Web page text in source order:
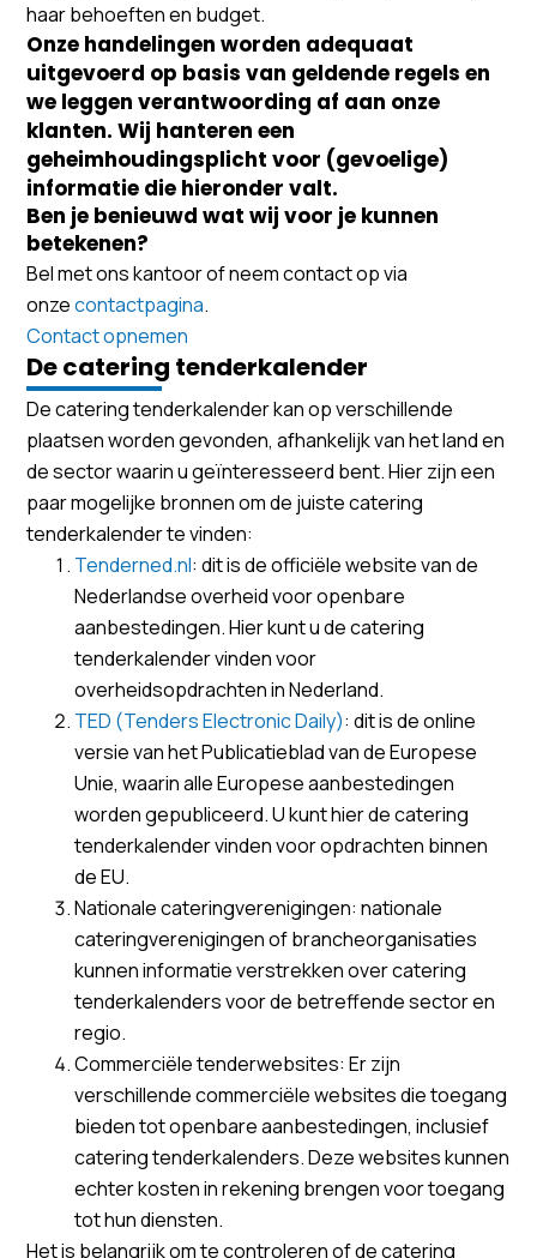
haar behoeften en budget.
Onze handelingen worden adequaat
uitgevoerd op basis van geldende regels en
we leggen verantwoording af aan onze
klanten. Wij hanteren een
geheimhoudingsplicht voor (gevoelige)
informatie die hieronder valt.
Ben je benieuwd wat wij voor je kunnen
betekenen?
Bel met ons kantoor of neem contact op via
onzecontactpagina.
Contact opnemen
De catering tenderkalender
De catering tenderkalender kan op verschillende
plaatsen worden gevonden, afhankelijk van het land en
de sector waarin u geïnteresseerd bent. Hier zijn een
paar mogelijke bronnen om de juiste catering
tenderkalender te vinden:
Tenderned.nl: dit is de officiële website van de
Nederlandse overheid voor openbare
aanbestedingen. Hier kunt u de catering
tenderkalender vinden voor
overheidsopdrachten in Nederland.
TED (Tenders Electronic Daily): dit is de online
versie van het Publicatieblad van de Europese
Unie, waarin alle Europese aanbestedingen
worden gepubliceerd. U kunt hier de catering
tenderkalender vinden voor opdrachten binnen
de EU.
Nationale cateringverenigingen: nationale
cateringverenigingen of brancheorganisaties
kunnen informatie verstrekken over catering
tenderkalenders voor de betreffende sector en
regio.
Commerciële tenderwebsites: Er zijn
verschillende commerciële websites die toegang
bieden tot openbare aanbestedingen, inclusief
catering tenderkalenders. Deze websites kunnen
echter kosten in rekening brengen voor toegang
tot hun diensten.
Het is belangrijk om te controleren of de catering